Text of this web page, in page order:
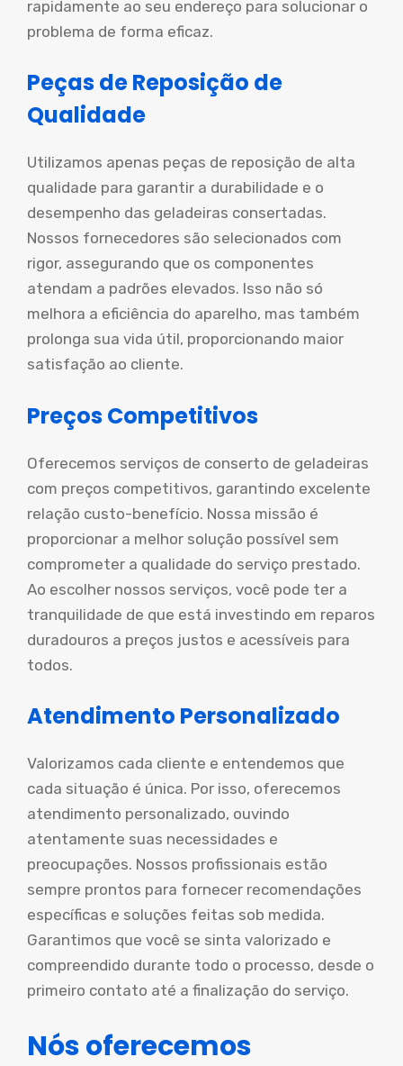
rapidamente ao seu endereço para solucionar o
problema de forma eficaz.
Peças de Reposição de
Qualidade
Utilizamos apenas peças de reposição de alta
qualidade para garantir a durabilidade e o
desempenho das geladeiras consertadas.
Nossos fornecedores são selecionados com
rigor, assegurando que os componentes
atendam a padrões elevados. Isso não só
melhora a eficiência do aparelho, mas também
prolonga sua vida útil, proporcionando maior
satisfação ao cliente.
Preços Competitivos
Oferecemos serviços de conserto de geladeiras
com preços competitivos, garantindo excelente
relação custo-benefício. Nossa missão é
proporcionar a melhor solução possível sem
comprometer a qualidade do serviço prestado.
Ao escolher nossos serviços, você pode ter a
tranquilidade de que está investindo em reparos
duradouros a preços justos e acessíveis para
todos.
Atendimento Personalizado
Valorizamos cada cliente e entendemos que
cada situação é única. Por isso, oferecemos
atendimento personalizado, ouvindo
atentamente suas necessidades e
preocupações. Nossos profissionais estão
sempre prontos para fornecer recomendações
específicas e soluções feitas sob medida.
Garantimos que você se sinta valorizado e
compreendido durante todo o processo, desde o
primeiro contato até a finalização do serviço.
Nós oferecemos